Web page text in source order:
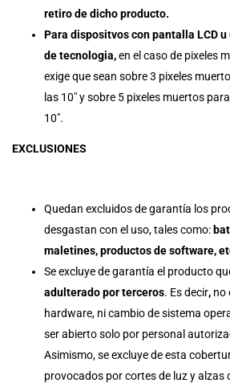
retiro de dicho producto.
Para dispositvos con pantalla LCD
de tecnologia,en el caso de pixeles
exige que sean sobre 3 pixeles
las 10″ y sobre 5 pixeles muertos
10″.
EXCLUSIONES
Quedan excluidos de garantía los
desgastan con el uso, tales como:
maletines, productos de software,
Se excluye de garantía el producto
adulterado por terceros. Es decir, no
hardware, ni cambio de sistema
ser abierto solo por personal
Asimismo, se excluye de esta
provocados por cortes de luz y alzas